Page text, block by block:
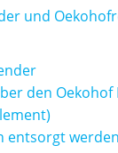
und
den
entsorgt